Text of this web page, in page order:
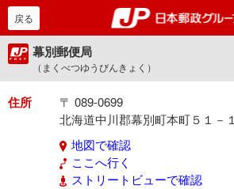
戻る
幕別郵便局
（まくべつゆうびんきょく）
住所
〒 089-0699
北海道中川郡幕別町本町５１－１
地図で確認
ここへ行く
ストリートビューで確認